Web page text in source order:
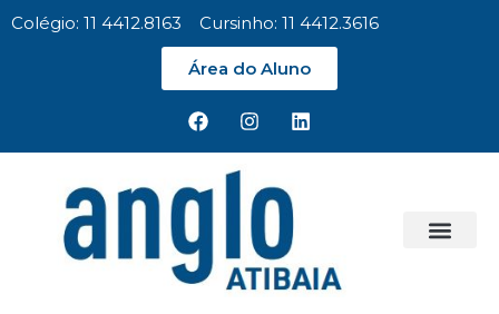
Colégio: 11 4412.8163 Cursinho: 11 4412.3616
Área do Aluno